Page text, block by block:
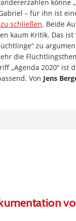
könne
– für ihn ist
zu schließen. Beide
kaum Kritik. Das
zu
die
„Agenda 2020“ ist
Von Jens